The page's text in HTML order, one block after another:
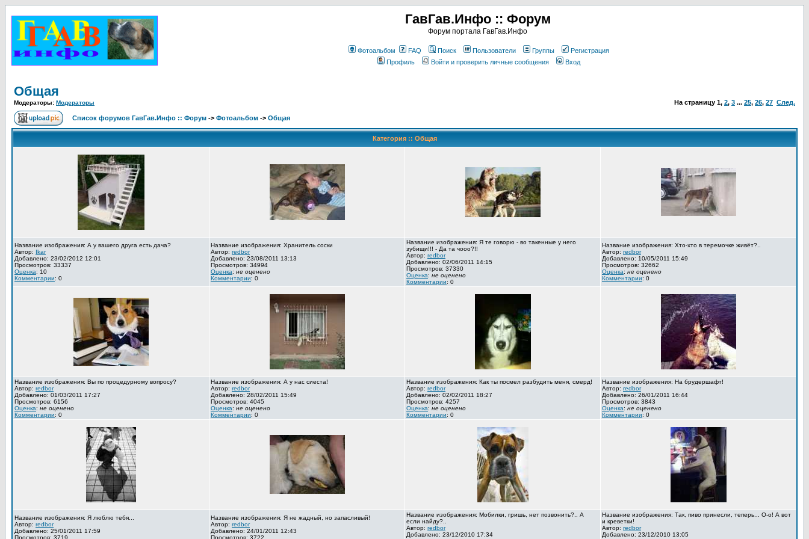
ГавГав.Инфо :: Форум
Форум портала ГавГав.Инфо
Фотоальбом FAQ Поиск Пользователи Группы
Регистрация
Профиль
Войти и проверить личные сообщения Вход
Общая
Модераторы: Модераторы На страницу 1, 2, 3 ... 25, 26, 27 След.
Список форумов ГавГав.Инфо :: Форум -> Фотоальбом -> Общая
Категория :: Общая
Название изображения: А у вашего друга есть дача?
Автор: Ikar
Добавлено: 23/02/2012 12:01
Просмотров: 33337
Оценка: 10
Комментарии: 0
Название изображения: Хранитель соски
Автор: redbor
Добавлено: 23/08/2011 13:13
Просмотров: 34994
Оценка: не оценено
Комментарии: 0
Название изображения: Я те говорю - во такенные у него
зубищи!!! - Да та чооо?!!
Автор: redbor
Добавлено: 02/06/2011 14:15
Просмотров: 37330
Оценка: не оценено
Комментарии: 0
Название изображения: Хто-хто в теремочке живёт?..
Автор: redbor
Добавлено: 10/05/2011 15:49
Просмотров: 32662
Оценка: не оценено
Комментарии: 0
Название изображения: Вы по процедурному вопросу?
Автор: redbor
Добавлено: 01/03/2011 17:27
Просмотров: 6156
Оценка: не оценено
Комментарии: 0
Название изображения: А у нас сиеста!
Автор: redbor
Добавлено: 28/02/2011 15:49
Просмотров: 4045
Оценка: не оценено
Комментарии: 0
Название изображения: Как ты посмел разбудить меня, смерд!
Автор: redbor
Добавлено: 02/02/2011 18:27
Просмотров: 4257
Оценка: не оценено
Комментарии: 0
Название изображения: На брудершафт!
Автор: redbor
Добавлено: 26/01/2011 16:44
Просмотров: 3843
Оценка: не оценено
Комментарии: 0
Название изображения: Я люблю тебя...
Автор: redbor
Добавлено: 25/01/2011 17:59
Просмотров: 3719
Название изображения: Я не жадный, но запасливый!
Автор: redbor
Добавлено: 24/01/2011 12:43
Просмотров: 3722
Название изображения: Мобилки, гришь, нет позвонить?.. А
если найду?..
Автор: redbor
Добавлено: 23/12/2010 17:34
Название изображения: Так, пиво принесли, теперь... О-о! А вот
и креветки!
Автор: redbor
Добавлено: 23/12/2010 13:05